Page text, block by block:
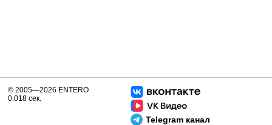
Telegram канал
© 2005—2026 ENTERO
0.018 сек.